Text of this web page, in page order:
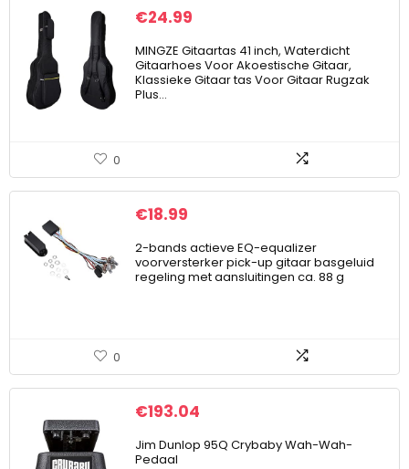
€24.99
MINGZE Gitaartas 41 inch, Waterdicht
Gitaarhoes Voor Akoestische Gitaar,
Klassieke Gitaar tas Voor Gitaar Rugzak
Plus…
0
€18.99
2-bands actieve EQ-equalizer
voorversterker pick-up gitaar basgeluid
regeling met aansluitingen ca. 88 g
0
€193.04
Jim Dunlop 95Q Crybaby Wah-Wah-
Pedaal